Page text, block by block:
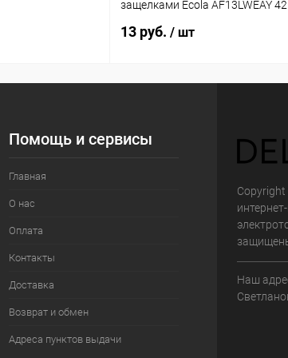
защелками Ecola AF13LWEAY
13 руб. / шт
Помощь и сервисы
Главная
О нас
Оплата
Контакты
Доставка
Возврат и обмен
Адреса пунктов выдачи
Наш